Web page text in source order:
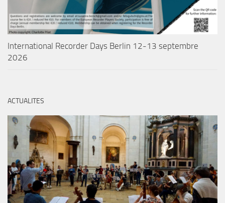
International Recorder Days Berlin 12-13 septembre
2026
ACTUALITES